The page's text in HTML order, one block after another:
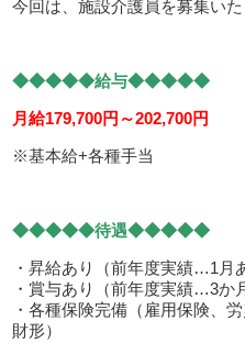
今回は、施設介護員を募集いた
◆◆◆◆◆給与◆◆◆◆◆
月給179,700円～202,700円
※基本給+各種手当
◆◆◆◆◆待遇◆◆◆◆◆
・昇給あり（前年度実績…1月
・賞与あり（前年度実績…3か
・各種保険完備（雇用保険、
財形）